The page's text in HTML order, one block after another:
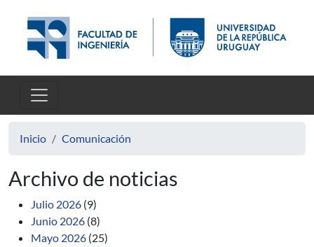
Inicio Comunicación
Archivo de noticias
Julio 2026 (9)
Junio 2026 (8)
Mayo 2026 (25)